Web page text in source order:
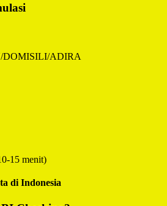
DOMISILI/ADIRA
15 menit)
di Indonesia